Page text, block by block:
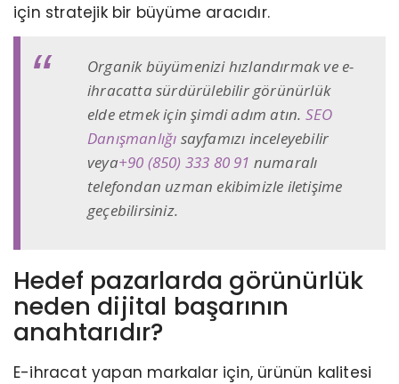
için stratejik bir büyüme aracıdır.
Organik büyümenizi hızlandırmak ve e-
ihracatta sürdürülebilir görünürlük
elde etmek için şimdi adım atın. SEO
Danışmanlığı sayfamızı inceleyebilir
veya+90 (850) 333 80 91 numaralı
telefondan uzman ekibimizle iletişime
geçebilirsiniz.
Hedef pazarlarda görünürlük
neden dijital başarının
anahtarıdır?
E-ihracat yapan markalar için, ürünün kalitesi